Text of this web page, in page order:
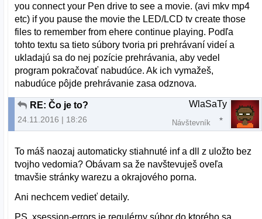
you connect your Pen drive to see a movie. (avi mkv mp4
etc) if you pause the movie the LED/LCD tv create those
files to remember from ehere continue playing. Podľa
tohto textu sa tieto súbory tvoria pri prehrávaní videí a
ukladajú sa do nej pozície prehrávania, aby vedel
program pokračovať nabudúce. Ak ich vymažeš,
nabudúce pôjde prehrávanie zasa odznova.
RE: Čo je to?
24.11.2016 | 18:26
WlaSaTy
Návštevník
To máš naozaj automaticky stiahnuté inf a dll z uložto bez
tvojho vedomia? Obávam sa že navštevuješ oveľa
tmavšie stránky warezu a okrajového porna.
Ani nechcem vedieť detaily.
PS .xsession-errors je regulérny súbor do ktorého sa